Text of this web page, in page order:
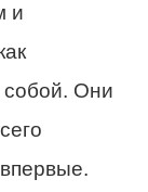
и
собой. Они